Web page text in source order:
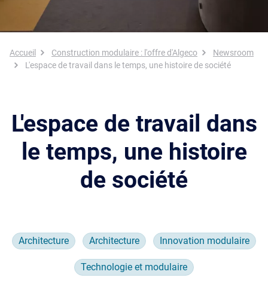
Fil d'Ariane
Accueil Construction modulaire : l'offre d'Algeco
Newsroom
L'espace de travail dans le temps, une histoire de société
L'espace de travail dans
le temps, une histoire
de société
Architecture Architecture Innovation modulaire
Technologie et modulaire